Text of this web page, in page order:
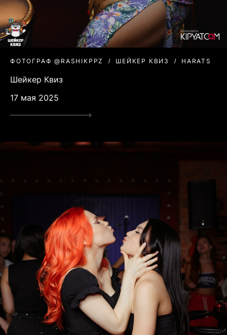
ФОТОГРАФ @RASHIKPPZ ШЕЙКЕР КВИЗ HARATS
Шейкер Квиз
17 мая 2025